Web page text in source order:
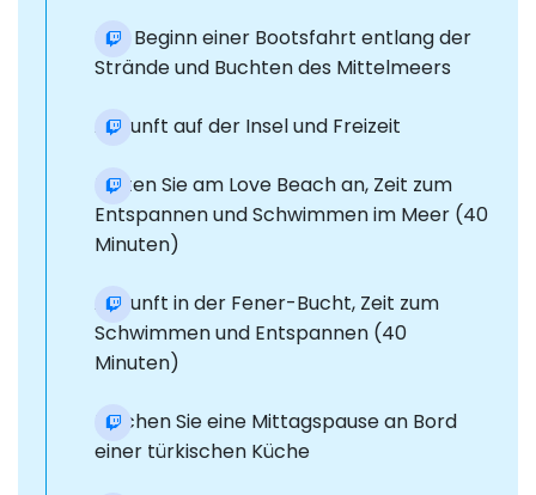
Der Beginn einer Bootsfahrt entlang der
Strände und Buchten des Mittelmeers
Ankunft auf der Insel und Freizeit
Halten Sie am Love Beach an, Zeit zum
Entspannen und Schwimmen im Meer (40
Minuten)
Ankunft in der Fener-Bucht, Zeit zum
Schwimmen und Entspannen (40
Minuten)
Machen Sie eine Mittagspause an Bord
einer türkischen Küche